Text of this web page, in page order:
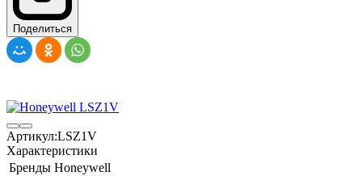
Поделиться
Артикул:LSZ1V
Характеристики
Бренды Honeywell